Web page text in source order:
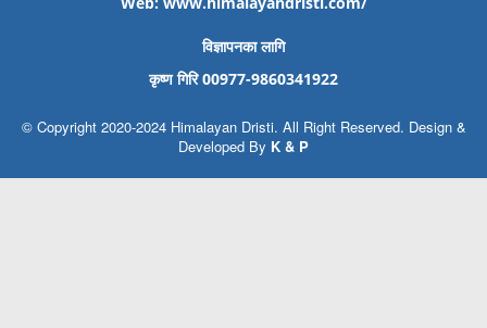
विज्ञापनका लागि
कृष्ण गिरि 00977-9860341922
© Copyright 2020-2024 Himalayan Dristi. All Right Reserved. Design &
Developed By K & P